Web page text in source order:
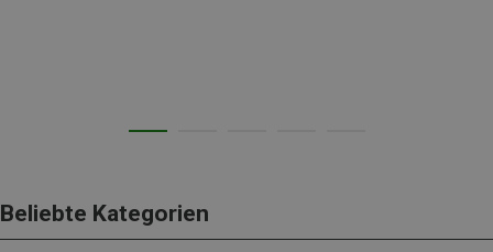
Beliebte Kategorien